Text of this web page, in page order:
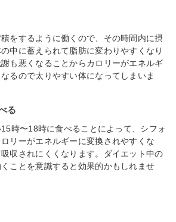
をするように働くので、その時間内に摂
中に蓄えられて脂肪に変わりやすくなり
も悪くなることからカロリーがエネルギ
るので太りやすい体になってしまいま
る
時〜18時に食べることによって、シフォ
リーがエネルギーに変換されやすくな
収されにくくなります。ダイエット中の
ことを意識すると効果的かもしれませ